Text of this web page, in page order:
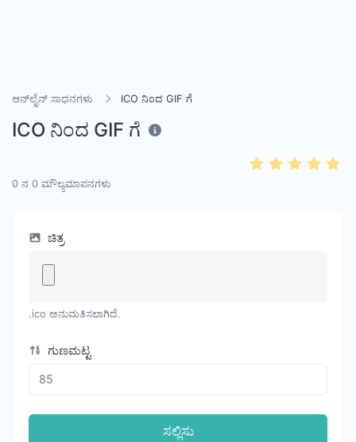
ಆನ್‌ಲೈನ್ ಸಾಧನಗಳು ICO ನಿಂದ GIF ಗೆ
ICO ನಿಂದ GIF ಗೆ
0 ನ 0 ಮೌಲ್ಯಮಾಪನಗಳು
ಚಿತ್ರ
.ico ಅನುಮತಿಸಲಾಗಿದೆ.
ಗುಣಮಟ್ಟ
ಸಲ್ಲಿಸು